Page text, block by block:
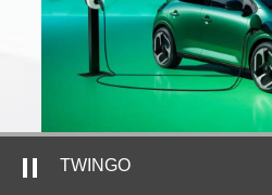
TWINGO